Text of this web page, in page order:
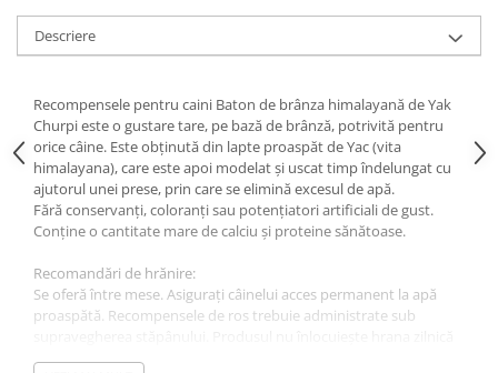
Descriere
Recompensele pentru caini Baton de brânza himalayană de Yak
Churpi este o gustare tare, pe bază de brânză, potrivită pentru
orice câine. Este obținută din lapte proaspăt de Yac (vita
himalayana), care este apoi modelat și uscat timp îndelungat cu
ajutorul unei prese, prin care se elimină excesul de apă.
Fără conservanți, coloranți sau potențiatori artificiali de gust.
Conține o cantitate mare de calciu și proteine sănătoase.
Recomandări de hrănire:
Se oferă între mese. Asigurați câinelui acces permanent la apă
proaspătă. Recompensele de ros trebuie administrate sub
completă. Nu este destinat consumului uman. A se păstra într-un